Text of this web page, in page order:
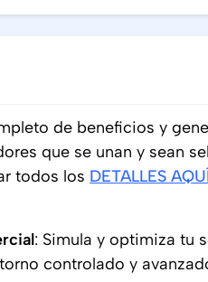
de beneficios y
que se unan y sean
todos los DETALLES
: Simula y optimiza tu
controlado y